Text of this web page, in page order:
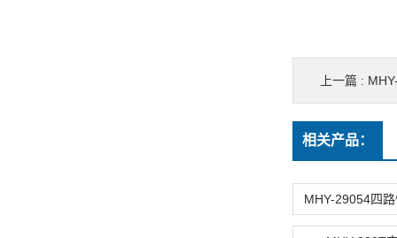
上一篇 :
相关产品：